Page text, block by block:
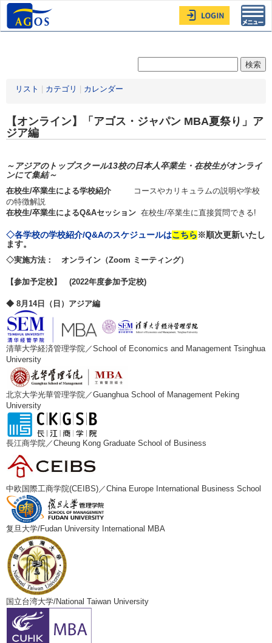
リスト カテゴリ カレンダー
【オンライン】「アゴス・ジャパン MBA夏祭り」ア
ジア編
～アジアのトップスクール13校の日本人卒業生・在校生がオンライ
ンにて集結～
在校生/卒業生による学校紹介 コースやカリキュラムの説明や学校
の特徴解説
在校生/卒業生によるQ&Aセッション 在校生/卒業生に直接質問できる!
◇各学校の学校紹介/Q&Aのスケジュールはこちら ※順次更新いたし
ます。
◇実施方法： オンライン（Zoom ミーティング）
【参加予定校】 (2022年度参加予定校)
◆ 8月14日（日）アジア編
清華大学経済管理学院／School of Economics and Management Tsinghua
University
北京大学光華管理学院／Guanghua School of Management Peking
University
長江商学院／Cheung Kong Graduate School of Business
中欧国際工商学院(CEIBS)／China Europe International Business School
复旦大学/Fudan University International MBA
国立台湾大学/National Taiwan University